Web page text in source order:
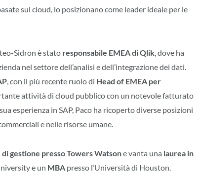
sul cloud, lo posizionano come leader ideale per le
Sidron è stato responsabile EMEA di Qlik, dove ha
nel settore dell’analisi e dell’integrazione dei dati.
, con il più recente ruolo di Head of EMEA per
attività di cloud pubblico con un notevole fatturato
esperienza in SAP, Paco ha ricoperto diverse posizioni
e nelle risorse umane.
gestione presso Towers Watsone vanta una laurea in
e un MBA presso l’Università di Houston.